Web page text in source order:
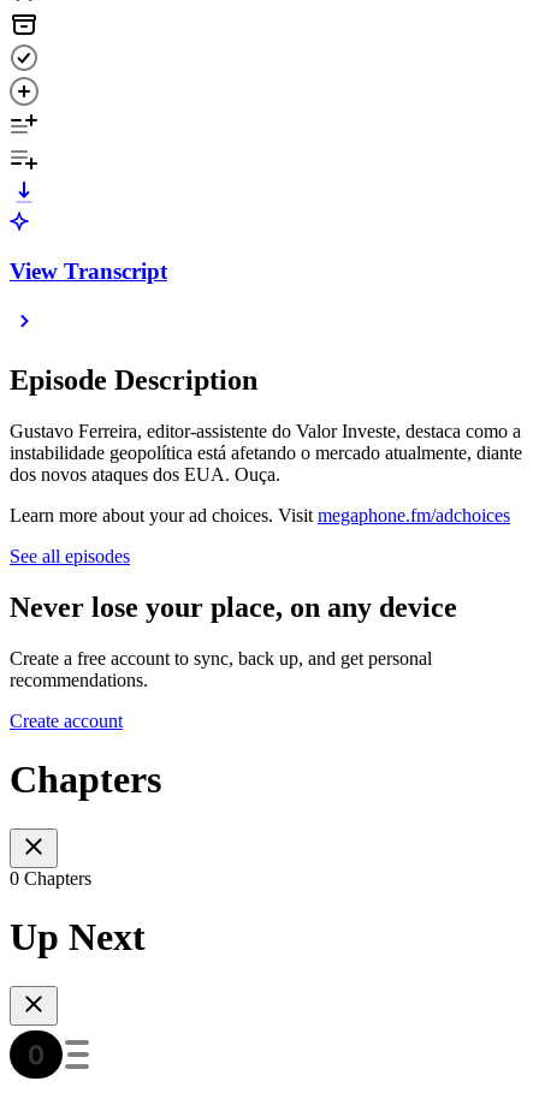
View Transcript
Episode Description
Gustavo Ferreira, editor-assistente do Valor Investe, destaca como a
instabilidade geopolítica está afetando o mercado atualmente, diante
dos novos ataques dos EUA. Ouça.
Learn more about your ad choices. Visit megaphone.fm/adchoices
See all episodes
Never lose your place, on any device
Create a free account to sync, back up, and get personal
recommendations.
Create account
Chapters
0 Chapters
Up Next